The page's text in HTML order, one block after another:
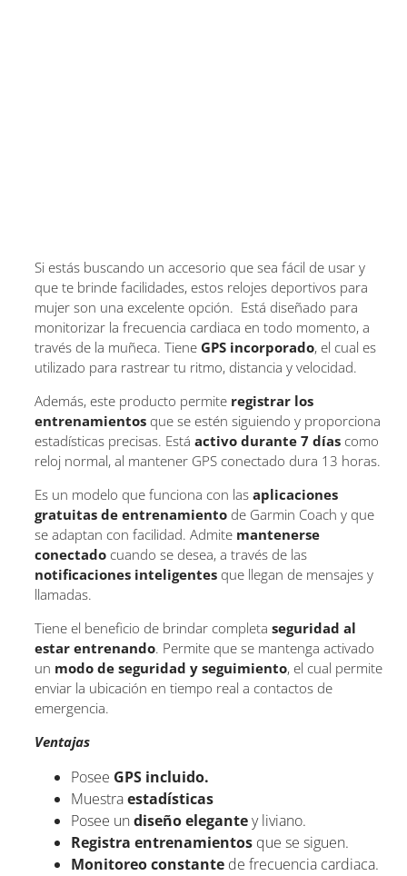
Si estás buscando un accesorio que sea fácil de usar y
que te brinde facilidades, estos relojes deportivos para
mujer son una excelente opción. Está diseñado para
monitorizar la frecuencia cardiaca en todo momento, a
través de la muñeca. Tiene GPS incorporado, el cual es
utilizado para rastrear tu ritmo, distancia y velocidad.
Además, este producto permite registrar los
entrenamientosque se estén siguiendo y proporciona
estadísticas precisas. Está activo durante 7 díascomo
reloj normal, al mantener GPS conectado dura 13 horas.
Es un modelo que funciona con las aplicaciones
gratuitas de entrenamientode Garmin Coach y que
se adaptan con facilidad. Admite mantenerse
conectadocuando se desea, a través de las
notificaciones inteligentesque llegan de mensajes y
llamadas.
Tiene el beneficio de brindar completa seguridad al
estar entrenando. Permite que se mantenga activado
un modo de seguridad y seguimiento, el cual permite
enviar la ubicación en tiempo real a contactos de
emergencia.
Ventajas
Posee GPS incluido.
Muestraestadísticas
Posee undiseño elegantey liviano.
Registra entrenamientosque se siguen.
Monitoreo constantede frecuencia cardiaca.